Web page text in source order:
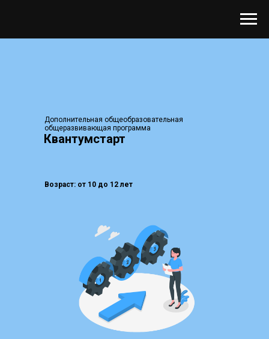
Квантумстарт
Дополнительная общеобразовательная
общеразвивающая программа
Возраст: от 10 до 12 лет